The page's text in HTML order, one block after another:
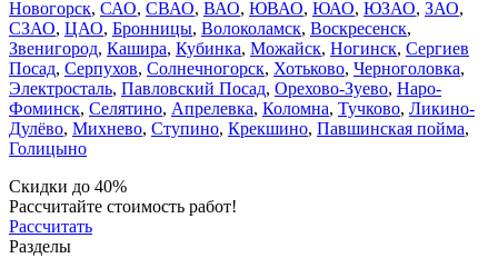
Новогорск, САО, СВАО, ВАО, ЮВАО, ЮАО, ЮЗАО, ЗАО,
СЗАО, ЦАО, Бронницы, Волоколамск, Воскресенск,
Звенигород, Кашира, Кубинка, Можайск, Ногинск, Сергиев
Посад, Серпухов, Солнечногорск, Хотьково, Черноголовка,
Электросталь, Павловский Посад, Орехово-Зуево, Наро-
Фоминск, Селятино, Апрелевка, Коломна, Тучково, Ликино-
Дулёво, Михнево, Ступино, Крекшино, Павшинская пойма,
Голицыно
Скидки до 40%
Рассчитайте стоимость работ!
Рассчитать
Разделы